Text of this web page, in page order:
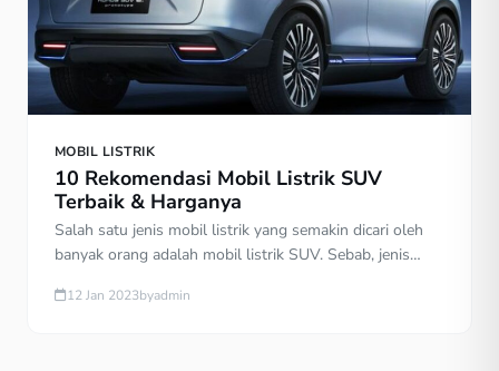
MOBIL LISTRIK
10 Rekomendasi Mobil Listrik SUV
Terbaik & Harganya
Salah satu jenis mobil listrik yang semakin dicari oleh
banyak orang adalah mobil listrik SUV. Sebab, jenis
penumpang yang cukup banyak, sehingga akan cocok
12 Jan 2023byadmin